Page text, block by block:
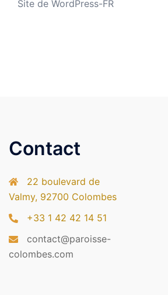
Site de WordPress-FR
Contact
22 boulevard de
Valmy, 92700 Colombes
+33 1 42 42 14 51
contact@paroisse-
colombes.com